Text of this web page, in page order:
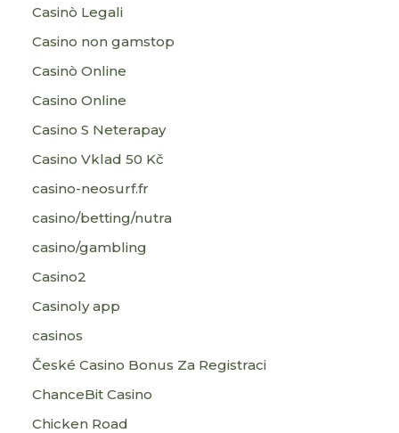
Casinò Legali
Casino non gamstop
Casinò Online
Casino Online
Casino S Neterapay
Casino Vklad 50 Kč
casino-neosurf.fr
casino/betting/nutra
casino/gambling
Casino2
Casinoly app
casinos
České Casino Bonus Za Registraci
ChanceBit Casino
Chicken Road